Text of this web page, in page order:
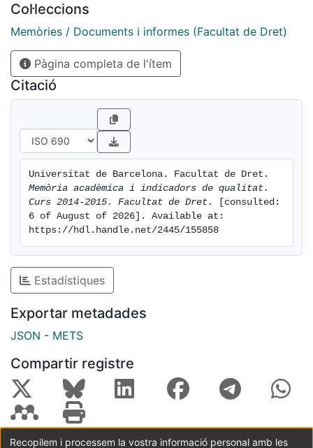
Col·leccions
Memòries / Documents i informes (Facultat de Dret)
Pàgina completa de l'ítem
Citació
Memòria acadèmica i indicadors de qualitat.
Curs 2014-2015. Facultat de Dret.
[consulted:
6 of August of 2026]. Available at:
https://hdl.handle.net/2445/155858
Estadístiques
Exportar metadades
JSON - METS
Compartir registre
Recopilem i processem la vostra informació personal amb les